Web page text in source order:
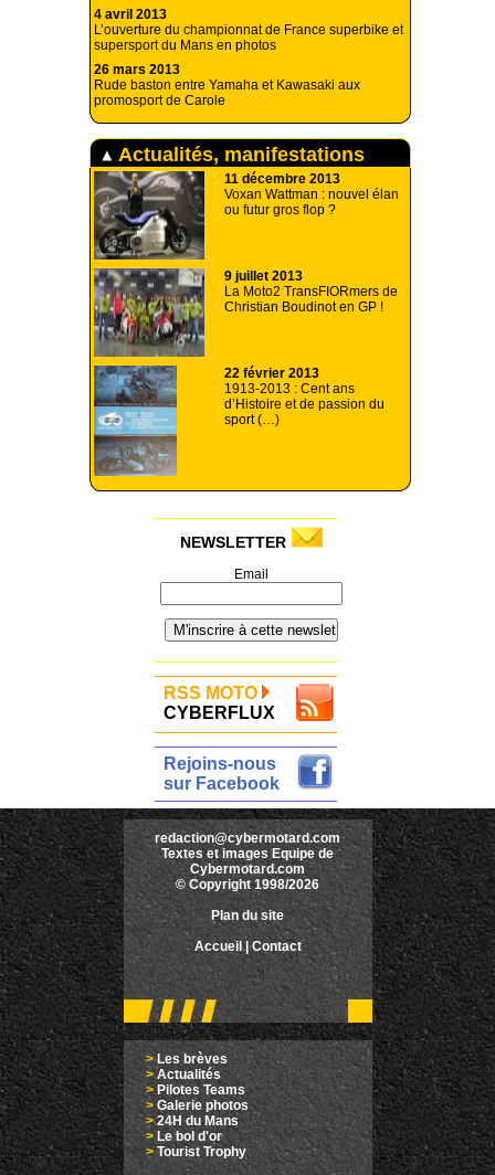
4 avril 2013
L’ouverture du championnat de France superbike et
supersport du Mans en photos
26 mars 2013
Rude baston entre Yamaha et Kawasaki aux
promosport de Carole
Actualités, manifestations
11 décembre 2013
Voxan Wattman : nouvel élan
ou futur gros flop ?
9 juillet 2013
La Moto2 TransFIORmers de
Christian Boudinot en GP !
22 février 2013
1913-2013 : Cent ans
d’Histoire et de passion du
sport (…)
NEWSLETTER
Email
RSS MOTO
CYBERFLUX
Rejoins-nous
sur Facebook
redaction@cybermotard.com
Textes et images Equipe de
Cybermotard.com
© Copyright 1998/2026
Plan du site
Accueil |Contact
>Les brèves
> Actualités
> Pilotes Teams
>Galerie photos
>24H du Mans
>Le bol d'or
> Tourist Trophy